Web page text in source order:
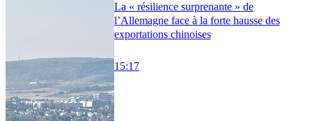
La « résilience surprenante » de
l’Allemagne face à la forte hausse des
exportations chinoises
15:17